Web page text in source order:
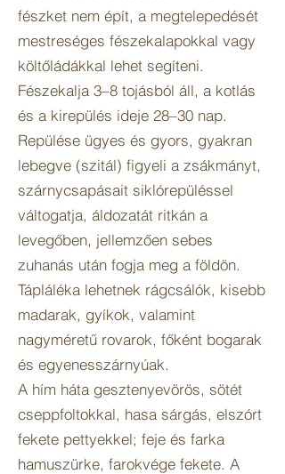
fészket nem épít, a megtelepedését
mestreséges fészekalapokkal vagy
költőládákkal lehet segíteni.
Fészekalja 3–8 tojásból áll, a kotlás
és a kirepülés ideje 28–30 nap.
Repülése ügyes és gyors, gyakran
lebegve (szitál) figyeli a zsákmányt,
szárnycsapásait siklórepüléssel
váltogatja, áldozatát ritkán a
levegőben, jellemzően sebes
zuhanás után fogja meg a földön.
Tápláléka lehetnek rágcsálók, kisebb
madarak, gyíkok, valamint
nagyméretű rovarok, főként bogarak
és egyenesszárnyúak.
A hím háta gesztenyevörös, sötét
cseppfoltokkal, hasa sárgás, elszórt
fekete pettyekkel; feje és farka
hamuszürke, farokvége fekete. A